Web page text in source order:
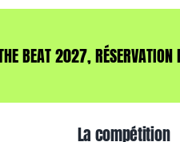
BEAT 2027,
La compétition